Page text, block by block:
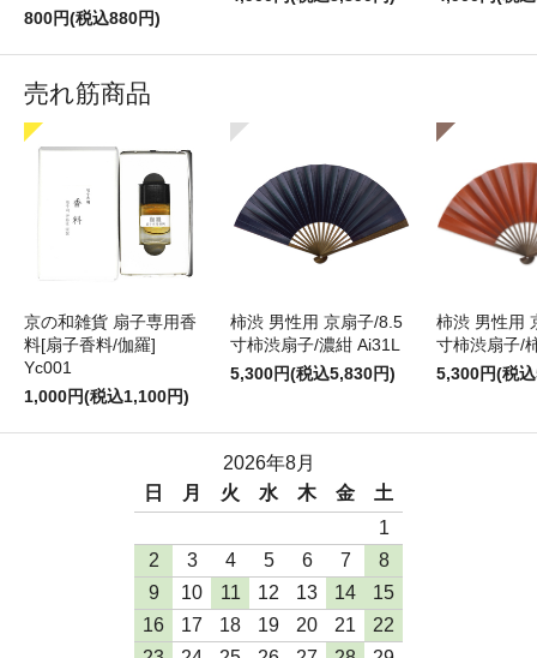
800円(税込880円)
売れ筋商品
京の和雑貨 扇子専用香
料[扇子香料/伽羅]
Yc001
1,000円(税込1,100円)
柿渋 男性用 京扇子/8.5
寸柿渋扇子/濃紺 Ai31L
5,300円(税込5,830円)
柿渋 男性用
寸柿渋扇子/
5,300円(税
2026年8月
日
月 火 水 木 金
土
1
2
3 4 5 6 7
8
9
10 11 12 13 14
15
16
17 18 19 20 21
22